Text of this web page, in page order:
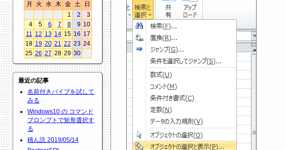
月
火 水 木 金 土
日
1
2
3
4
5 6 7 8 9 10
11 12 13 14 15 16 17
18 19 20 21 22 23 24
25 26 27 28 29 30
最近の記事
名前付きパイプを試して
みる
Windows10 の コマンド
プロンプトで矩形選択す
る
積ん読 2019/05/14